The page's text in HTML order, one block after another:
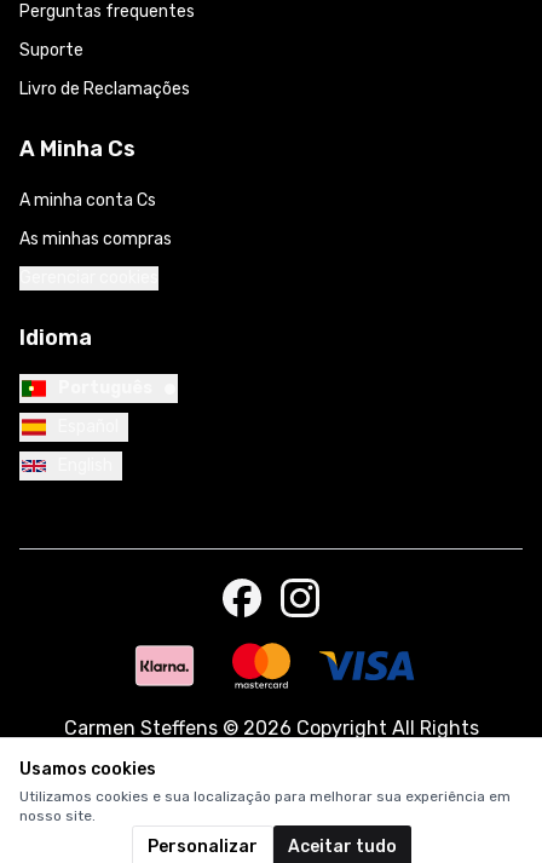
Perguntas frequentes
Suporte
Livro de Reclamações
A Minha Cs
A minha conta Cs
As minhas compras
Idioma
•
Carmen Steffens© 2026 Copyright All Rights
Usamos cookies
Utilizamos cookies e sua localização para melhorar sua experiência em
nosso site.
Personalizar Aceitar tudo